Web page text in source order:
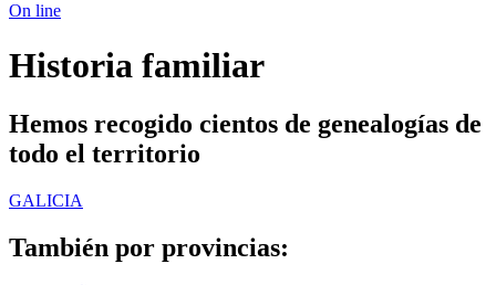
On line
Historia familiar
Hemos recogido cientos de genealogías de
todo el territorio
GALICIA
También por provincias: